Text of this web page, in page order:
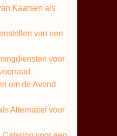
Kaarsen als
van een
voor
om de Avond
Alternatief voor